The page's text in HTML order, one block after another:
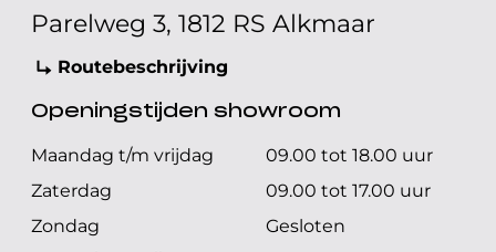
Parelweg 3, 1812 RS Alkmaar
Routebeschrijving
Openingstijden showroom
Maandag t/m vrijdag
09.00 tot 18.00 uur
Zaterdag
09.00 tot 17.00 uur
Zondag
Gesloten